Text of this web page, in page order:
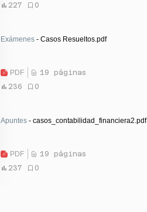
227
0
Exámenes - Casos Resueltos.pdf
PDF
19 páginas
236
0
Apuntes - casos_contabilidad_financiera2.pdf
PDF
19 páginas
237
0